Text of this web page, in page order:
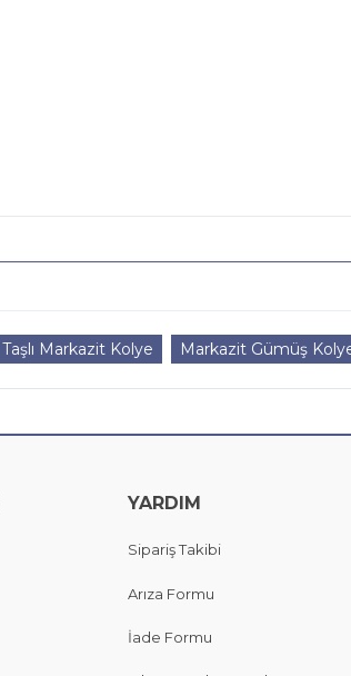
Taşlı Markazit Kolye Markazit Gümüş
YARDIM
Sipariş Takibi
Arıza Formu
İade Formu